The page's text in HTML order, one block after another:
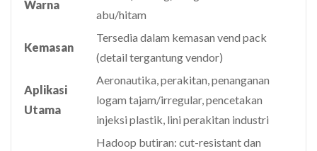
Warna
abu/hitam
Kemasan
Tersedia dalam kemasan vend pack
(detail tergantung vendor)
Aplikasi
Utama
Aeronautika, perakitan, penanganan
logam tajam/irregular, pencetakan
injeksi plastik, lini perakitan industri
Hadoop butiran: cut-resistant dan